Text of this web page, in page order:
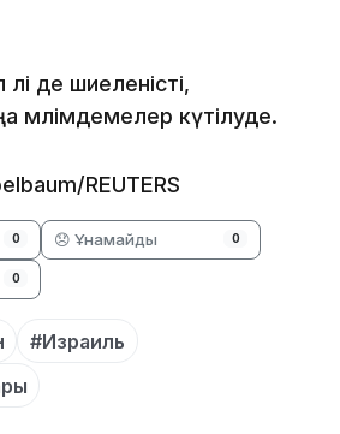
де шиеленісті,
мәлімдемелер күтілуде.
REUTERS
0 😞 Ұнамайды 0
0
#Израиль